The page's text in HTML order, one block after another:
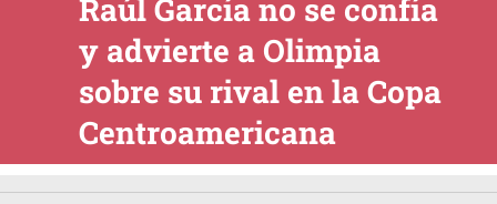
Raúl García no se confía
y advierte a Olimpia
sobre su rival en la Copa
Centroamericana